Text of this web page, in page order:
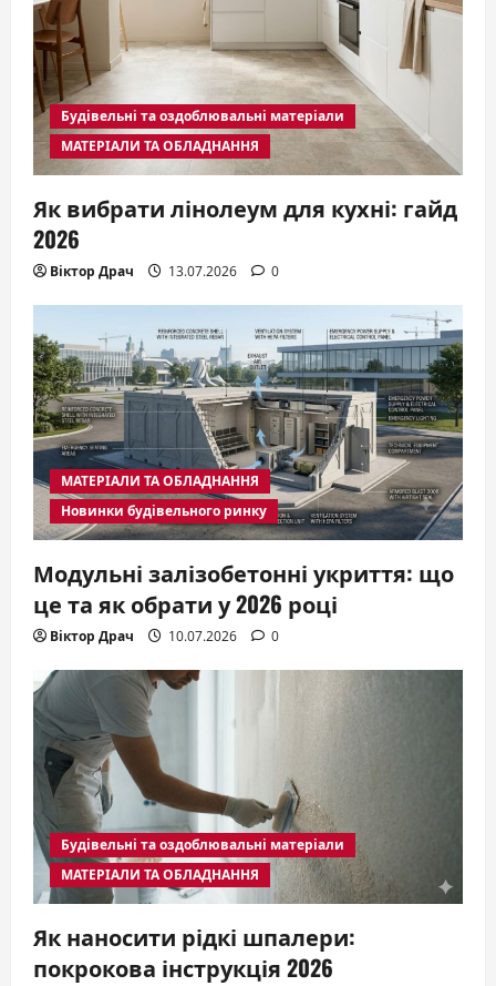
Будівельні та оздоблювальні матеріали
МАТЕРІАЛИ ТА ОБЛАДНАННЯ
Як вибрати лінолеум для кухні: гайд
2026
Віктор Драч 13.07.2026 0
МАТЕРІАЛИ ТА ОБЛАДНАННЯ
Новинки будівельного ринку
Модульні залізобетонні укриття: що
це та як обрати у 2026 році
Віктор Драч 10.07.2026 0
Будівельні та оздоблювальні матеріали
МАТЕРІАЛИ ТА ОБЛАДНАННЯ
Як наносити рідкі шпалери:
покрокова інструкція 2026